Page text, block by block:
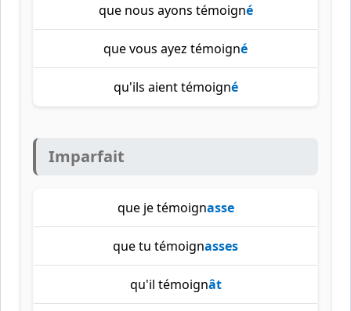
que nous ayons témoigné
que vous ayez témoigné
qu'ils aient témoigné
Imparfait
que je témoignasse
que tu témoignasses
qu'il témoignât